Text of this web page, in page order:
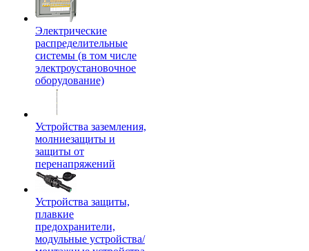
Электрические
распределительные
системы (в том числе
электроустановочное
оборудование)
Устройства заземления,
молниезащиты и
защиты от
перенапряжений
Устройства защиты,
плавкие
предохранители,
модульные устройства/